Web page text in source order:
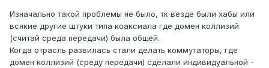
Изначально такой проблемы не было, тк везде были хабы или
всякие другие штуки типа коаксиала где домен коллизий
(считай среда передачи) была общей.
Когда отрасль развилась стали делать коммутаторы, где
домен коллизий (среду передачи) сделали индивидуальной -